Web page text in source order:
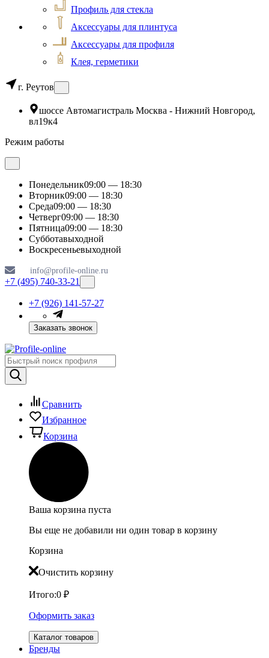
Профиль для стекла
Аксессуары для плинтуса
Аксессуары для профиля
Клея, герметики
г. Реутов
шоссе Автомагистраль Москва - Нижний Новгород,
вл19к4
Режим работы
Понедельник09:00 — 18:30
Вторник09:00 — 18:30
Среда09:00 — 18:30
Четверг09:00 — 18:30
Пятница09:00 — 18:30
Субботавыходной
Воскресеньевыходной
info@profile-online.ru
+7 (495) 740-33-21
+7 (926) 141-57-27
Заказать звонок
Сравнить
Избранное
Корзина
Ваша корзина пуста
Вы еще не добавили ни один товар в корзину
Корзина
Очистить корзину
Итого:0 ₽
Оформить заказ
Каталог товаров
Бренды